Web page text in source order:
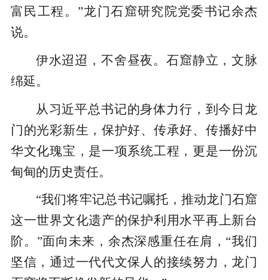
富民工程。”龙门石窟研究院党委书记余杰
说。
伊水迢迢，不舍昼夜。石窟静立，文脉
绵延。
从习近平总书记的身体力行，到今日龙
门的光彩新生，保护好、传承好、传播好中
华文化瑰宝，是一项系统工程，更是一份沉
甸甸的历史责任。
“我们将牢记总书记嘱托，推动龙门石窟
这一世界文化遗产的保护利用水平再上新台
阶。”面向未来，余杰深感重任在肩，“我们
坚信，通过一代代文保人的接续努力，龙门